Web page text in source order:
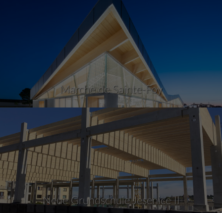
Marche de Sainte-Foy
Neue Grundschule Jesenice II